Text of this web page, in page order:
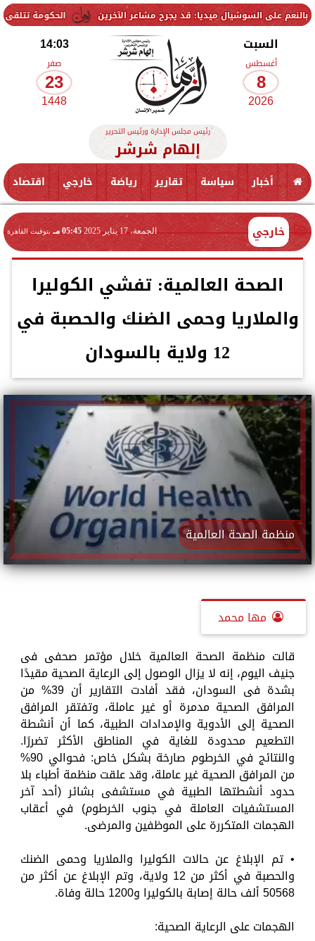
الحكومة تتلقى 229 ألف شكوى وطلب واستفسار خلال يوليو.. ومدبولي يوجه بسرعة الاستجابة للمواطنين ميديا: قد يجرح مشاعر الآخرين
السبت
أغسطس
8
2026
14:03
صفر
23
1448
رئيس مجلس الإدارة ورئيس التحرير
إلهام شرشر
أخبار سياسة تقارير رياضة خارجي اقتصاد
خارجي الجمعة، 17 يناير 2025 05:45 مـ بتوقيت القاهرة
الصحة العالمية: تفشي الكوليرا
والملاريا وحمى الضنك والحصبة في
12 ولاية بالسودان
منظمة الصحة العالمية
مها محمد
قالت منظمة الصحة العالمية خلال مؤتمر صحفى فى
جنيف اليوم، إنه لا يزال الوصول إلى الرعاية الصحية مقيدًا
بشدة فى السودان، فقد أفادت التقارير أن 39% من
المرافق الصحية مدمرة أو غير عاملة، وتفتقر المرافق
الصحية إلى الأدوية والإمدادات الطبية، كما أن أنشطة
التطعيم محدودة للغاية في المناطق الأكثر تضررًا.
والنتائج في الخرطوم صارخة بشكل خاص: فحوالي 90%
من المرافق الصحية غير عاملة، وقد علقت منظمة أطباء بلا
حدود أنشطتها الطبية في مستشفى بشائر (أحد آخر
المستشفيات العاملة في جنوب الخرطوم) في أعقاب
الهجمات المتكررة على الموظفين والمرضى.
• تم الإبلاغ عن حالات الكوليرا والملاريا وحمى الضنك
والحصبة في أكثر من 12 ولاية، وتم الإبلاغ عن أكثر من
50568 ألف حالة إصابة بالكوليرا و1200 حالة وفاة.
الهجمات على الرعاية الصحية: